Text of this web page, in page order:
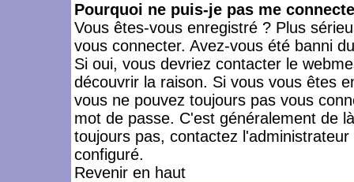
Pourquoi ne puis-je pas me
Vous êtes-vous enregistré ? Plus
vous connecter. Avez-vous été banni
Si oui, vous devriez contacter le
découvrir la raison. Si vous vous êtes
vous ne pouvez toujours pas vous
mot de passe. C'est généralement de
toujours pas, contactez
configuré.
Revenir en haut